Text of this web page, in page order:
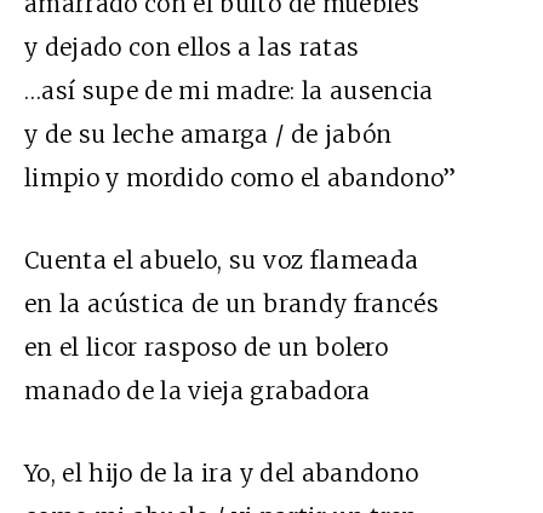
y dejado con ellos a las ratas
…así supe de mi madre: la ausencia
y de su leche amarga / de jabón
limpio y mordido como el abandono”
Cuenta el abuelo, su voz flameada
en la acústica de un brandy francés
en el licor rasposo de un bolero
manado de la vieja grabadora
Yo, el hijo de la ira y del abandono